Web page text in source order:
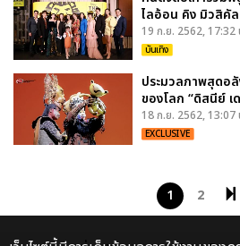
ไลอ้อน คิง มิวสิคั
19 ก.ย. 2562, 17:32
บันเทิง
ประมวลภาพสุดอ
ของโลก “ดิสนีย์ เ
18 ก.ย. 2562, 13:07
EXCLUSIVE
1 2